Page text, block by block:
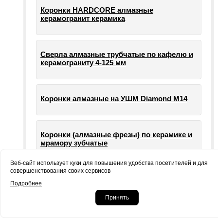
Коронки HARDCORE алмазные
керамогранит керамика
Сверла алмазные трубчатые по кафелю и
керамограниту 4-125 мм
Коронки алмазные на УШМ Diamond М14
Коронки (алмазные фрезы) по керамике и
мрамору зубчатые
машин УШМ болгарки
Веб-сайт использует куки для повышения удобства посетителей и для
совершенствования своих сервисов
Подробнее
Принять